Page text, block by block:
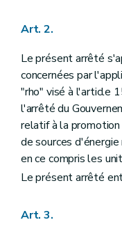
Art. 2.
Le présent arrêté
concernées par
"rho" visé à l'article
l'arrêté du
relatif à la
de sources
en ce compris les
Le présent arrêté
Art. 3.